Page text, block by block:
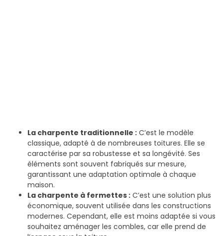
La charpente traditionnelle : C’est le modèle
classique, adapté à de nombreuses toitures. Elle se
caractérise par sa robustesse et sa longévité. Ses
éléments sont souvent fabriqués sur mesure,
garantissant une adaptation optimale à chaque
maison.
La charpente à fermettes : C’est une solution plus
économique, souvent utilisée dans les constructions
modernes. Cependant, elle est moins adaptée si vous
souhaitez aménager les combles, car elle prend de